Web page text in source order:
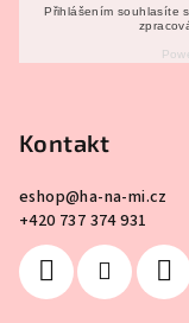
Přihlášením souhlasíte
Kontakt
eshop@ha-na-mi.cz
+420 737 374 931